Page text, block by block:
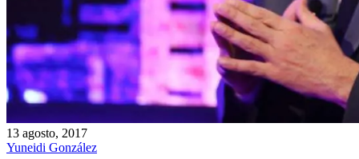
13 agosto, 2017
Yuneidi González